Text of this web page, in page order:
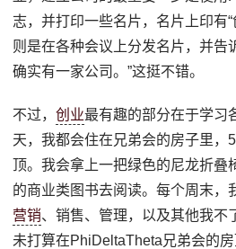
志，并打印一些名片，名片上印有
则是在各种会议上分发名片，并告
确实有一家公司。”这挺不错。
不过，创业最有趣的部分在于学习
天，我都会住在兄弟会的房子里，
顶。我会拿上一把绿色的尼龙折叠
的商业类图书去阅读。每个周末，
营销、销售、管理，以及其他我不
未打算在PhiDeltaTheta兄弟会的